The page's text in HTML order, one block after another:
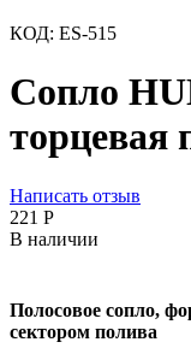
КОД: ES-515
Сопло
торцевая
Написать отзыв
‍221‍ Р
В наличии
Полосовое сопло,
сектором полива